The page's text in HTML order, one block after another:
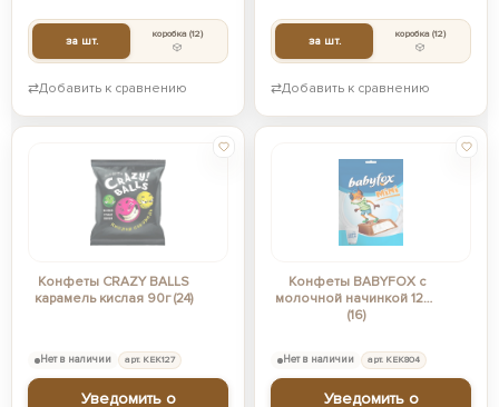
за шт. коробка(12)
⇄Добавить к сравнению
за шт. коробка(12)
⇄Добавить к сравнению
Конфеты CRAZY BALLS
карамель кислая 90г (24)
Нет в наличии арт. КЕК127
Уведомить о
Конфеты BABYFOX c
молочной начинкой 120г
(16)
Нет в наличии арт. КЕК804
Уведомить о